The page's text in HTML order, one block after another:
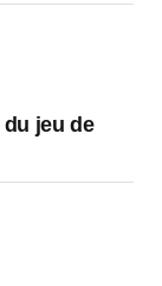
jeu de